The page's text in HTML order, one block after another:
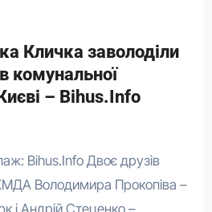
Кличка заволоділи
комунальної
– Bihus.Info
Володимира Прокопіва –
і Андрій Стеценко –…